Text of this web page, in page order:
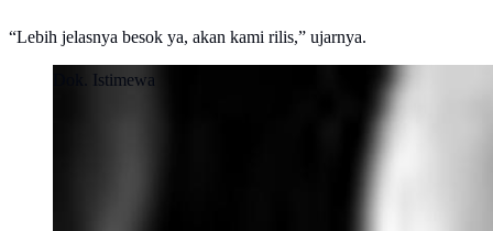
“Lebih jelasnya besok ya, akan kami rilis,” ujarnya.
Dok. Istimewa